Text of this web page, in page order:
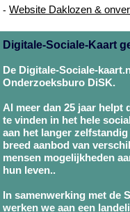
-Website Daklozen &
Digitale-Sociale-Kaart
De Digitale-Sociale-
Onderzoeksburo DiSK.
Al meer dan 25 jaar helpt
te vinden in het hele
aan het langer
breed aanbod van
mensen mogelijkheden
hun leven..
In samenwerking met de
werken we aan een